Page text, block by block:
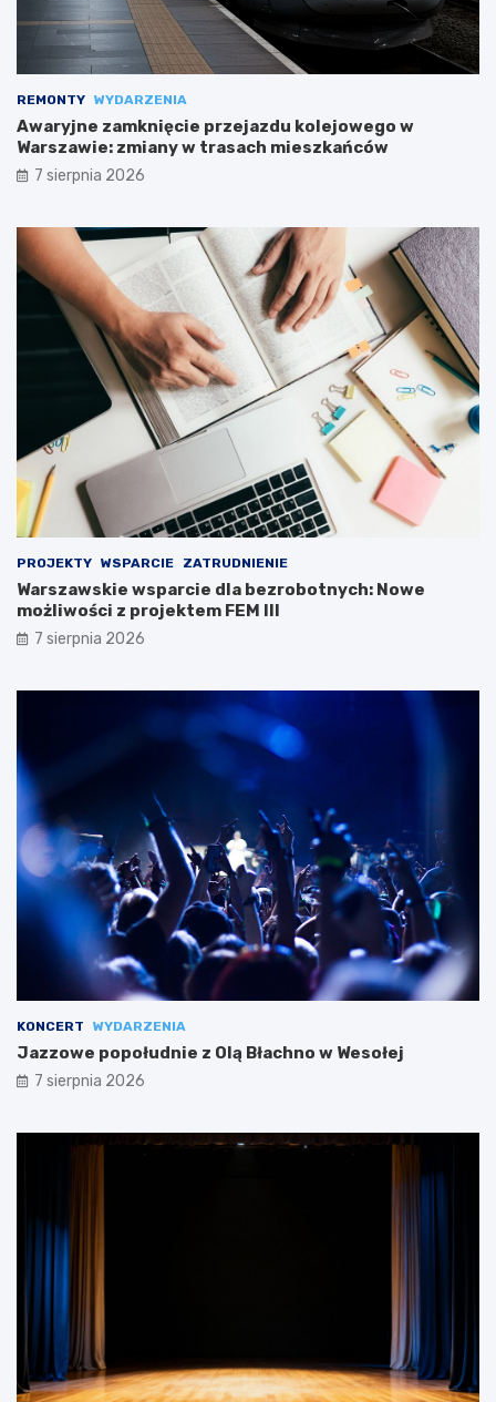
REMONTY WYDARZENIA
Awaryjne zamknięcie przejazdu kolejowego w
Warszawie: zmiany w trasach mieszkańców
7 sierpnia 2026
PROJEKTY WSPARCIE ZATRUDNIENIE
Warszawskie wsparcie dla bezrobotnych: Nowe
możliwości z projektem FEM III
7 sierpnia 2026
KONCERT WYDARZENIA
Jazzowe popołudnie z Olą Błachno w Wesołej
7 sierpnia 2026